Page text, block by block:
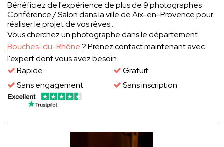
Bénéficiez de l'expérience de plus de 9 photographes
Conférence / Salon dans la ville de Aix-en-Provence pour
réaliser le projet de vos rêves..
Vous cherchez un photographe dans le département
Bouches-du-Rhône? Prenez contact maintenant avec
l'expert dont vous avez besoin.
Rapide
Gratuit
Sans engagement
Sans inscription